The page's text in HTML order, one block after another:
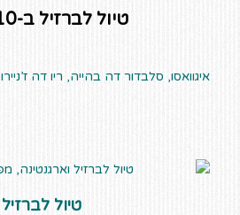
טיול לברזיל ב-10 ימים
איגוואסו, סלבדור דה בהייה, ריו דה ז’ניירו
טיול לברזיל